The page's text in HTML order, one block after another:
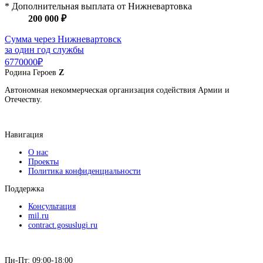
* Дополнительная выплата от Нижневартовка
200 000 ₽
Сумма через Нижневартовск
за один год службы
6770000₽
Родина Героев Z
Автономная некоммерческая организация содействия Армии и
Отечеству.
Навигация
О нас
Проекты
Политика конфиденциальности
Поддержка
Консультация
mil.ru
contract.gosuslugi.ru
Пн-Пт: 09:00-18:00